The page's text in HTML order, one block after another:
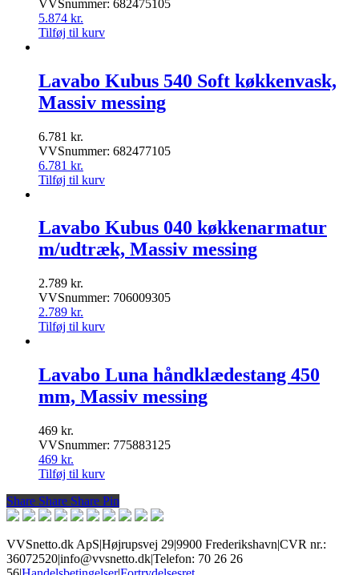
VVSnummer: 682475105
5.874 kr.
Tilføj til kurv
Lavabo Kubus 540 Soft køkkenvask,
Massiv messing
6.781 kr.
VVSnummer: 682477105
6.781 kr.
Tilføj til kurv
Lavabo Kubus 040 køkkenarmatur
m/udtræk, Massiv messing
2.789 kr.
VVSnummer: 706009305
2.789 kr.
Tilføj til kurv
Lavabo Luna håndklædestang 450
mm, Massiv messing
469 kr.
VVSnummer: 775883125
469 kr.
Tilføj til kurv
Share
Share Share Share Pin
VVSnetto.dk ApS|Højrupsvej 29|9900 Frederikshavn|CVR nr.:
36072520|info@vvsnetto.dk|Telefon: 70 26 26